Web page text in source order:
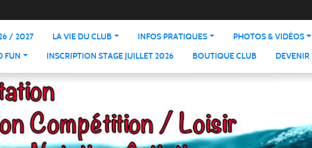
/ 2027 LA VIE DU CLUB INFOS PRATIQUES PHOTOS & VIDÉOS
FUN
INSCRIPTION STAGE JUILLET 2026 BOUTIQUE CLUB DEVENIR